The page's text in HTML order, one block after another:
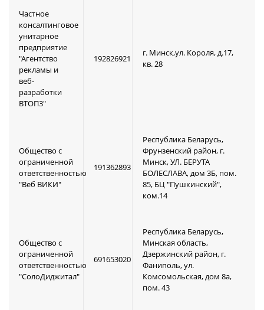
Частное
консалтинговое
унитарное
предприятие
"Агентство
рекламы и
веб-
разработки
ВТОП3"
192826921
г. Минск,ул. Короля, д.17,
кв. 28
Общество с
ограниченной
ответственностью
"Веб ВИКИ"
191362893
Республика Беларусь,
Фрунзенский район, г.
Минск, УЛ. БЕРУТА
БОЛЕСЛАВА, дом 3Б, пом.
85, БЦ "Пушкинский",
ком.14
Общество с
ограниченной
ответственностью
"СолоДиджитал"
691653020
Республика Беларусь,
Минская область,
Дзержинский район, г.
Фаниполь, ул.
Комсомольская, дом 8а,
пом. 43